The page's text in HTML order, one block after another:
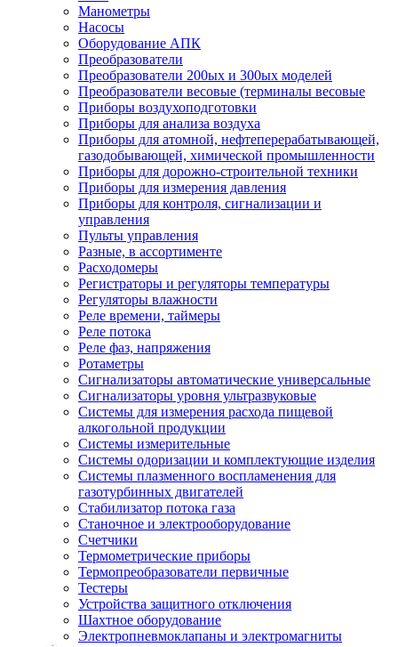
Манометры
Насосы
Оборудование АПК
Преобразователи
Преобразователи 200ых и 300ых моделей
Преобразователи весовые (терминалы весовые
Приборы воздухоподготовки
Приборы для анализа воздуха
Приборы для атомной, нефтеперерабатывающей,
газодобывающей, химической промышленности
Приборы для дорожно-строительной техники
Приборы для измерения давления
Приборы для контроля, сигнализации и
управления
Пульты управления
Разные, в ассортименте
Расходомеры
Регистраторы и регуляторы температуры
Регуляторы влажности
Реле времени, таймеры
Реле потока
Реле фаз, напряжения
Ротаметры
Сигнализаторы автоматические универсальные
Сигнализаторы уровня ультразвуковые
Системы для измерения расхода пищевой
алкогольной продукции
Системы измерительные
Системы одоризации и комплектующие изделия
Системы плазменного воспламенения для
газотурбинных двигателей
Стабилизатор потока газа
Станочное и электрооборудование
Счетчики
Термометрические приборы
Термопреобразователи первичные
Тестеры
Устройства защитного отключения
Шахтное оборудование
Электропневмоклапаны и электромагниты